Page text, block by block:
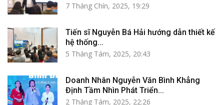
7 Tháng Chín, 2025, 19:29
Tiến sĩ Nguyễn Bá Hải hướng dẫn thiết kế
hệ thống...
5 Tháng Tám, 2025, 20:43
Doanh Nhân Nguyễn Văn Bình Khẳng
Định Tầm Nhìn Phát Triển...
2 Tháng Tám, 2025, 22:26